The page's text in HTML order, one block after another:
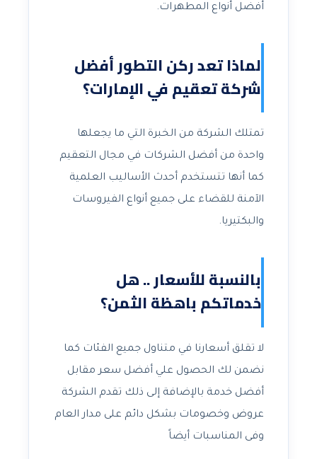
أفضل أنواع المطهرات.
لماذا تعد ركن التطور أفضل
شركة تعقيم في الإمارات؟
تمتلك الشركة من الخبرة التي ما يجعلها
واحدة من أفضل الشركات في مجال التعقيم
كما أنها تتستخدم أحدث الأساليب العلمية
الآمنة للقضاء على جميع أنواع الفيروسات
والبكتيريا.
بالنسبة للأسعار .. هل
خدماتكم باهظة الثمن؟
لا تقلق أسعارنا في متناول جميع الفئات كما
نضمن لك الحصول علي أفضل سعر مقابل
أفضل خدمة بالإضافة إلى ذلك تقدم الشركة
عروض وخصومات بشكل دائم على مدار العام
وفى المناسبات أيضاً